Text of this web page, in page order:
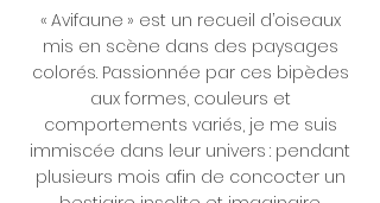
« Avifaune » est un recueil d’oiseaux
mis en scène dans des paysages
colorés. Passionnée par ces bipèdes
aux formes, couleurs et
comportements variés, je me suis
immiscée dans leur univers : pendant
plusieurs mois afin de concocter un